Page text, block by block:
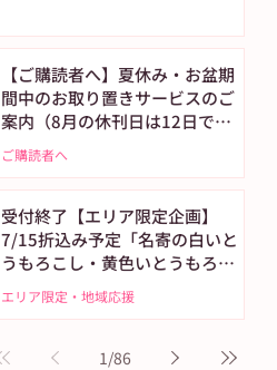
【ご購読者へ】夏休み・お盆期
間中のお取り置きサービスのご
案内（8月の休刊日は12日で
す）
ご購読者へ
受付終了【エリア限定企画】
7/15折込み予定「名寄の白いと
うもろこし・黄色いとうもろこ
し恵味（めぐみ）」
エリア限定・地域応援
1/86